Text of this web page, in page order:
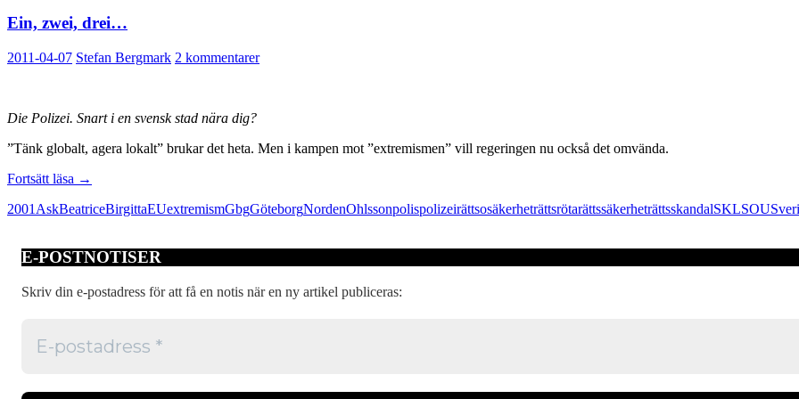
Ein, zwei, drei…
2011-04-07 Stefan Bergmark 2 kommentarer
Die Polizei. Snart i en svensk stad nära dig?
”Tänk globalt, agera lokalt” brukar det heta. Men i kampen mot ”extremismen” vill regeringen nu också det omvända.
Fortsätt läsa Ein,
drei…
→
2001 AskBeatriceBirgittaEUextremismGbgGöteborgNordenOhlssonpolispolizeirättsosäkerheträttsrötarättssäkerheträttsskandalSKLSOU
E-POSTNOTISER
Skriv din e-postadress för att få en notis när en ny artikel publiceras: